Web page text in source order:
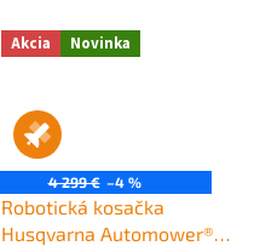
Akcia Novinka
4 299 € –4 %
Robotická kosačka
Husqvarna Automower®